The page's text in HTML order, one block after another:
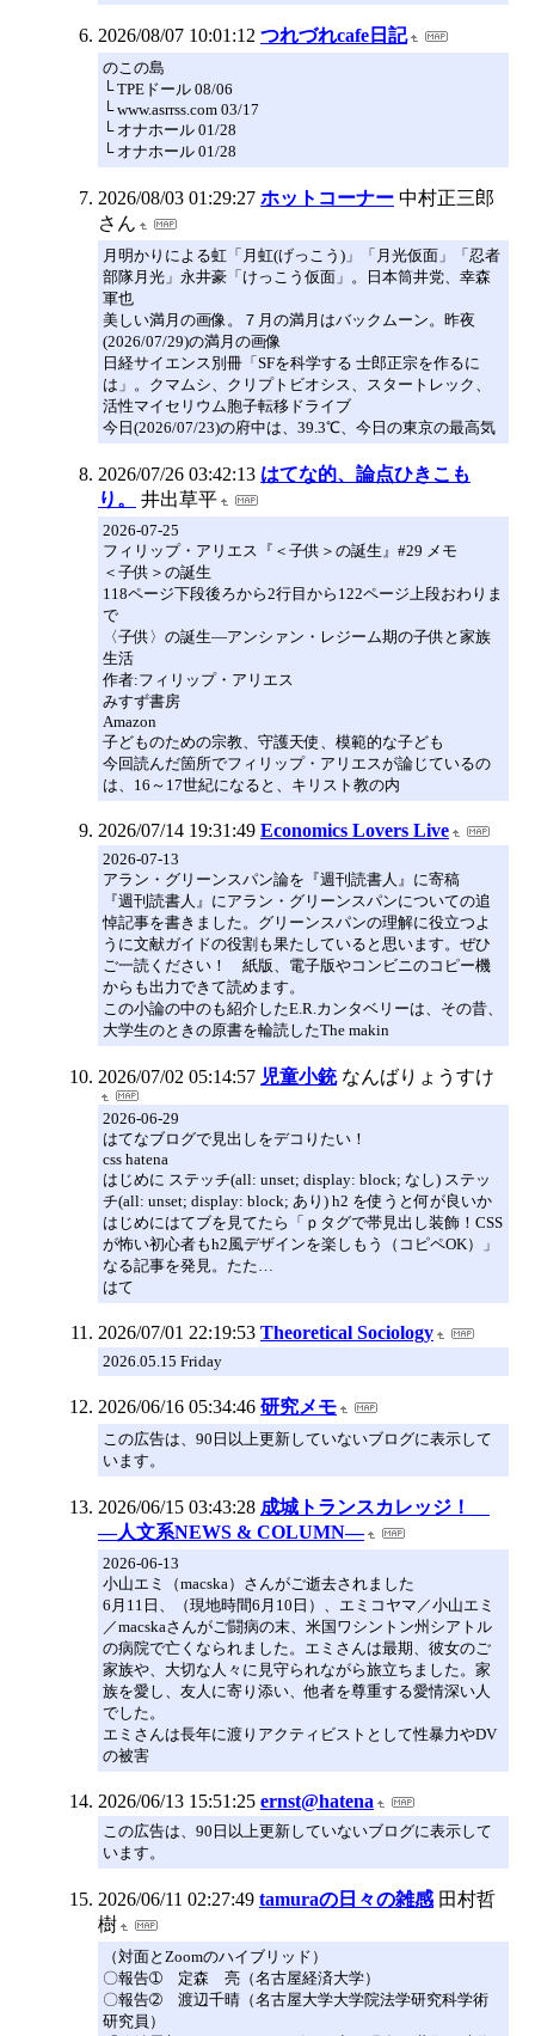
2026/08/07 10:01:12 つれづれcafe日記
のこの島
└ TPEドール 08/06
└ www.asrrss.com 03/17
└ オナホール 01/28
└ オナホール 01/28
2026/08/03 01:29:27 ホットコーナー 中村正三郎
さん
月明かりによる虹「月虹(げっこう)」「月光仮面」「忍者
部隊月光」永井豪「けっこう仮面」。日本筒井党、幸森
軍也
美しい満月の画像。７月の満月はバックムーン。昨夜
(2026/07/29)の満月の画像
日経サイエンス別冊「SFを科学する 士郎正宗を作るに
は」。クマムシ、クリプトビオシス、スタートレック、
活性マイセリウム胞子転移ドライブ
今日(2026/07/23)の府中は、39.3℃、今日の東京の最高気
2026/07/26 03:42:13 はてな的、論点ひきこも
り。
井出草平
2026-07-25
フィリップ・アリエス『＜子供＞の誕生』#29 メモ
＜子供＞の誕生
118ページ下段後ろから2行目から122ページ上段おわりま
で
〈子供〉の誕生―アンシァン・レジーム期の子供と家族
生活
作者:フィリップ・アリエス
みすず書房
Amazon
子どものための宗教、守護天使、模範的な子ども
今回読んだ箇所でフィリップ・アリエスが論じているの
は、16～17世紀になると、キリスト教の内
2026/07/14 19:31:49 Economics Lovers Live
2026-07-13
アラン・グリーンスパン論を『週刊読書人』に寄稿
『週刊読書人』にアラン・グリーンスパンについての追
悼記事を書きました。グリーンスパンの理解に役立つよ
うに文献ガイドの役割も果たしていると思います。ぜひ
ご一読ください！ 紙版、電子版やコンビニのコピー機
からも出力できて読めます。
この小論の中のも紹介したE.R.カンタベリーは、その昔、
大学生のときの原書を輪読したThe makin
2026/07/02 05:14:57 児童小銃 なんばりょうすけ
2026-06-29
はてなブログで見出しをデコりたい！
css hatena
はじめに ステッチ(all: unset; display: block; なし) ステッ
チ(all: unset; display: block; あり) h2 を使うと何が良いか
はじめにはてブを見てたら「ｐタグで帯見出し装飾！CSS
が怖い初心者もh2風デザインを楽しもう（コピペOK）」
なる記事を発見。たた…
はて
2026/07/01 22:19:53 Theoretical Sociology
2026.05.15 Friday
2026/06/16 05:34:46 研究メモ
この広告は、90日以上更新していないブログに表示して
います。
2026/06/15 03:43:28 成城トランスカレッジ！
―人文系NEWS & COLUMN―
2026-06-13
小山エミ（macska）さんがご逝去されました
6月11日、（現地時間6月10日）、エミコヤマ／小山エミ
／macskaさんがご闘病の末、米国ワシントン州シアトル
の病院で亡くなられました。エミさんは最期、彼女のご
家族や、大切な人々に見守られながら旅立ちました。家
族を愛し、友人に寄り添い、他者を尊重する愛情深い人
でした。
エミさんは長年に渡りアクティビストとして性暴力やDV
の被害
2026/06/13 15:51:25 ernst@hatena
この広告は、90日以上更新していないブログに表示して
います。
2026/06/11 02:27:49 tamuraの日々の雑感 田村哲
樹
（対面とZoomのハイブリッド）
〇報告➀ 定森 亮（名古屋経済大学）
〇報告➁ 渡辺千晴（名古屋大学大学院法学研究科学術
研究員）